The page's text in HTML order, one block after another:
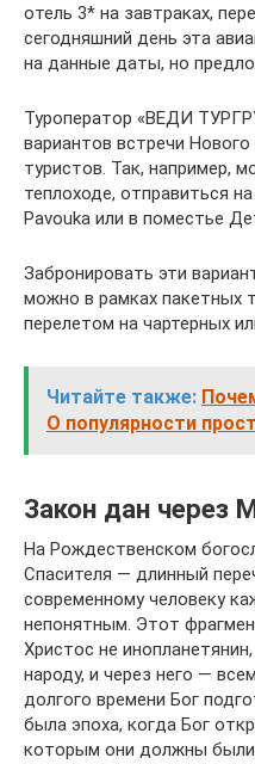
отель 3* на завтраках,
сегодняшний день эта
на данные даты, но
Туроператор «ВЕДИ
вариантов встречи
туристов. Так, например,
теплоходе, отправиться
Pavouka или в поместье
Забронировать эти
можно в рамках
перелетом на чартерных
Читайте также:
О популярности
Закон дан через
На Рождественском
Спасителя — длинный
современному человеку
непонятным. Этот
Христос не
народу, и через него —
долгого времени Бог
была эпоха, когда Бог
которым они должны были